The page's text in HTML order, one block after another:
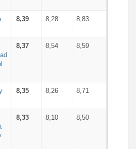
8,39 8,28 8,83
8,37 8,54 8,59
8,35 8,26 8,71
8,33 8,10 8,50